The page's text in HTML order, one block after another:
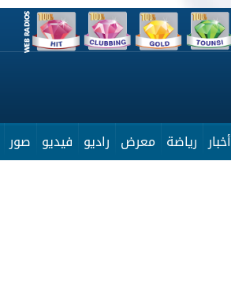
أخبار رياضة معرض راديو فيديو صور